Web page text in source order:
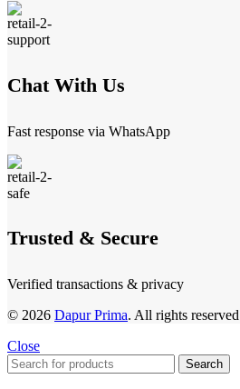
Chat With Us
Fast response via WhatsApp
Trusted & Secure
Verified transactions & privacy
© 2026 Dapur Prima. All rights reserved
Close
Search